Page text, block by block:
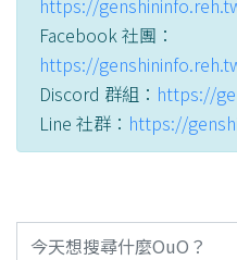
https://
Facebook 社團：
https://
Discord 群組： https://
Line 社群： https://